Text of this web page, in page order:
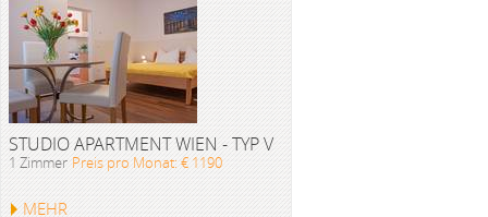
STUDIO APARTMENT WIEN - TYP V
1 Zimmer Preis pro Monat: € 1190
MEHR